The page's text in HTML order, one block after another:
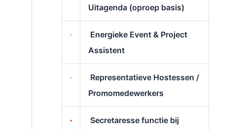
Uitagenda (oproep basis)
Energieke Event & Project
Assistent
Representatieve Hostessen /
Promomedewerkers
Secretaresse functie bij